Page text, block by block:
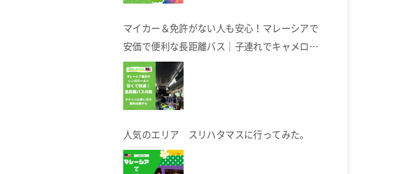
マイカー＆免許がない人も安心！マレーシアで
安価で便利な長距離バス｜子連れでキャメロン
ハイランドへ
人気のエリア スリハタマスに行ってみた。